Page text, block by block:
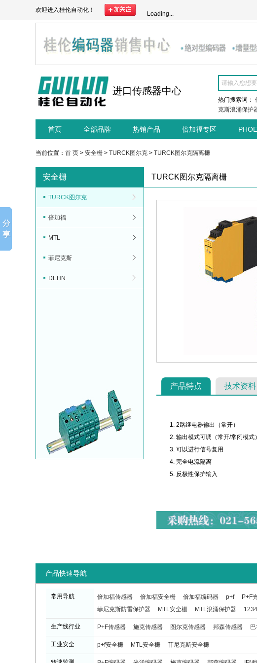
欢迎进入桂伦自动化！
Loading...
进口传感器中心
热门搜索词：
克斯浪涌保护
首页 全部品牌 热销产品 倍加福专区
当前位置： 首 页 > 安全栅 > TURCK图尔克 > TURCK图尔克隔离栅
安全栅
TURCK图尔克
倍加福
MTL
菲尼克斯
DEHN
TURCK图尔克隔离栅
产品特点 技术资料
2路继电器输出（常开）
输出模式可调（常开/常闭模式）
可以进行信号复用
完全电流隔离
反极性保护输入
产品快速导航
常用导航 倍加福传感器 倍加福安全栅 倍加福编码器 p+f P+F
菲尼克斯防雷保护器
MTL安全栅 MTL浪涌保护器
生产线行业 P+F传感器 施克传感器 图尔克传感器 邦森传感器
工业安全 p+f安全栅 MTL安全栅 菲尼克斯安全栅